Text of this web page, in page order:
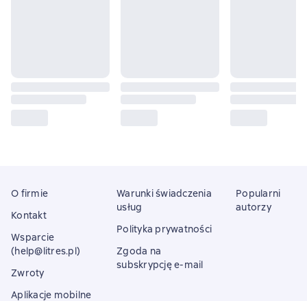
O firmie
Kontakt
Wsparcie
(help@litres.pl)
Zwroty
Aplikacje mobilne
Warunki świadczenia
usług
Polityka prywatności
Zgoda na
subskrypcję e-mail
Popularni
autorzy